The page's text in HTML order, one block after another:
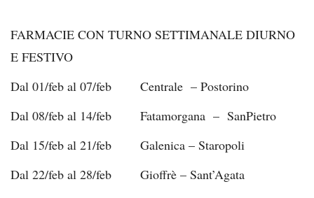
FARMACIE CON TURNO SETTIMANALE DIURNO
E FESTIVO
Dal 01/feb al 07/feb Centrale – Postorino
Dal 08/feb al 14/feb Fatamorgana – SanPietro
Dal 15/feb al 21/feb Galenica – Staropoli
Dal 22/feb al 28/feb Gioffrè – Sant’Agata